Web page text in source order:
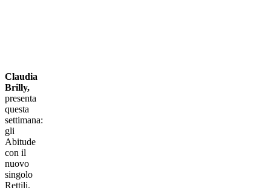
Claudia
Brilly,
presenta
questa
settimana:
gli
Abitude
con il
nuovo
singolo
Rettili.